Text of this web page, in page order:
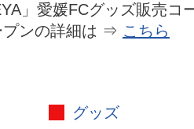
」愛媛FCグッズ販売コ
プンの詳細は ⇒ こちら
グッズ